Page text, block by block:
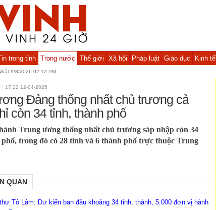
trong tỉnh Trong nước Thế giới Xã hội Pháp luật Giáo dục Kinh tế
9/8/2026 02:12 PM
17:22 12-04-2025
Đảng thống nhất chủ trương cả
còn 34 tỉnh, thành phố
Trung ương thống nhất chủ trương sáp nhập còn 34
trong đó có 28 tỉnh và 6 thành phố trực thuộc Trung
QUAN
Tô Lâm: Dự kiến ban đầu khoảng 34 tỉnh, thành, 5.000 đơn vị hành